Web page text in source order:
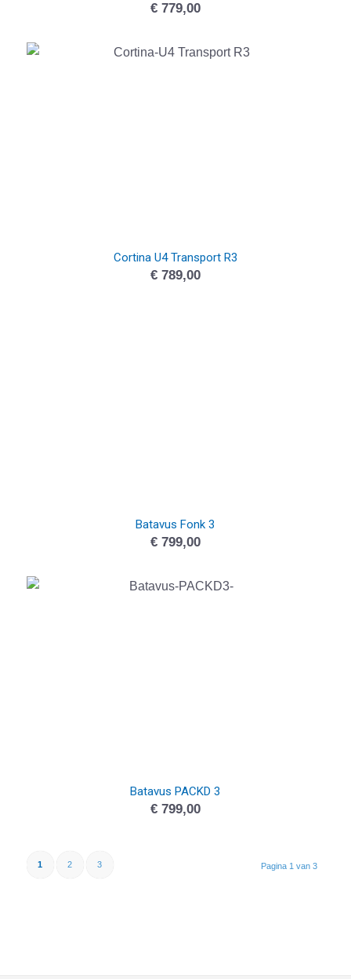
€779,00
Cortina U4 Transport R3
€789,00
Batavus Fonk 3
€799,00
Batavus PACKD 3
€799,00
Pagina 1 van 3
1 2 3